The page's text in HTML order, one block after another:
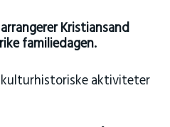
Kristiansand
familiedagen.
aktiviteter